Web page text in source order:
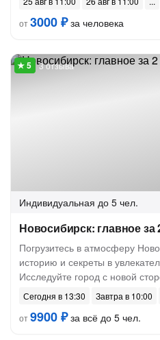
от3000 ₽за человека
3 отзыва
Индивидуальная до 5 чел.
Новосибирск: главное за
Погрузитесь в атмосферу
историю и секреты в
Исследуйте город с новой
Сегодня в 13:30
Завтра в 10:00
от9900 ₽за всё до 5 чел.